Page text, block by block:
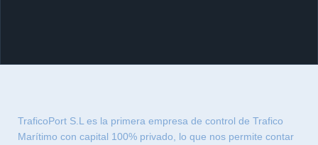
TraficoPort S.L es la primera empresa de control de Trafico
Marítimo con capital 100% privado, lo que nos permite contar